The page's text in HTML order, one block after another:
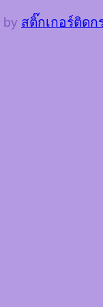
by สติ๊กเกอร์ติดก